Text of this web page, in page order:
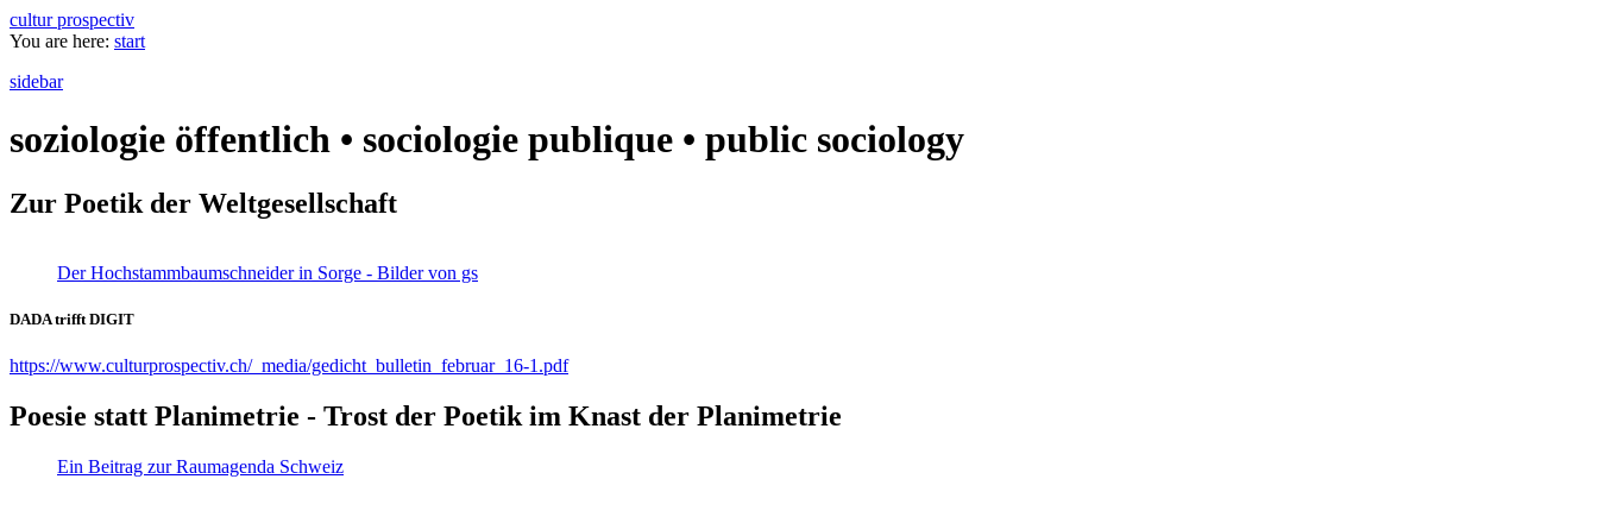
cultur prospectiv
You are here: start
sidebar
soziologie öffentlich • sociologie publique • public sociology
Zur Poetik der Weltgesellschaft
Der Hochstammbaumschneider in Sorge - Bilder von gs
DADA trifft DIGIT
https://www.culturprospectiv.ch/_media/gedicht_bulletin_februar_16-1.pdf
Poesie statt Planimetrie - Trost der Poetik im Knast der Planimetrie
Ein Beitrag zur Raumagenda Schweiz